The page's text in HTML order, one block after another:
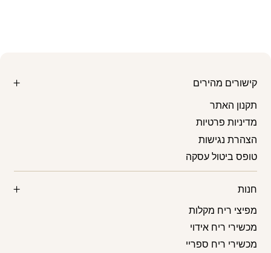
קישורים מהירים
תקנון האתר
מדיניות פרטיות
הצהרת נגישות
טופס ביטול עסקה
חנות
מפיצי ריח מקלות
מכשירי ריח אידוי
מכשירי ריח ספריי